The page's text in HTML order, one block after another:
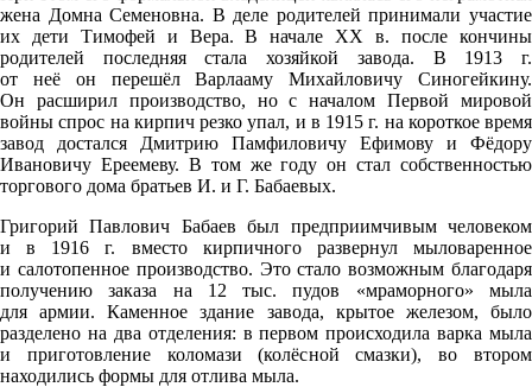
жена Домна Семеновна. В деле родителей принимали участие
их дети Тимофей и Вера. В начале XX в. после кончины
родителей последняя стала хозяйкой завода. В 1913 г.
от неё он перешёл Варлааму Михайловичу Синогейкину.
Он расширил производство, но с началом Первой мировой
войны спрос на кирпич резко упал, и в 1915 г. на короткое время
завод достался Дмитрию Памфиловичу Ефимову и Фёдору
Ивановичу Ереемеву. В том же году он стал собственностью
торгового дома братьев И. и Г. Бабаевых.
Григорий Павлович Бабаев был предприимчивым человеком
и в 1916 г. вместо кирпичного развернул мыловаренное
и салотопенное производство. Это стало возможным благодаря
получению заказа на 12 тыс. пудов «мраморного» мыла
для армии. Каменное здание завода, крытое железом, было
разделено на два отделения: в первом происходила варка мыла
и приготовление коломази (колёсной смазки), во втором
находились формы для отлива мыла.